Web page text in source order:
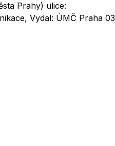
Prahy) ulice:
Vydal: ÚMČ Praha 03